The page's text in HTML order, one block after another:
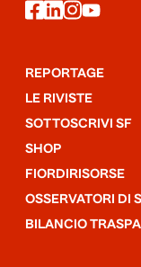
facebook
linkedin
instagram
youtube
REPORTAGE
LE RIVISTE
SOTTOSCRIVI SF
SHOP
FIORDIRISORSE
OSSERVATORI DI
BILANCIO